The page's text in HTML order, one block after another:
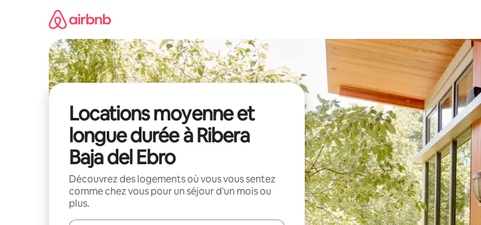
Locations moyenne et
longue durée à Ribera
Baja del Ebro
Découvrez des logements où vous vous sentez
comme chez vous pour un séjour d'un mois ou
plus.